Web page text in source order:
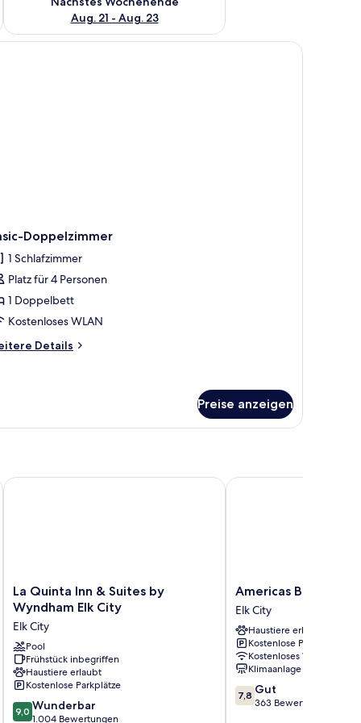
Aug. 21 - Aug. 23
zwei Nachttischen mit Lampen, einem Sessel und einem gemusterten
Doppelzimmer
1 Schlafzimmer
Platz für 4 Personen
1 Doppelbett
Kostenloses WLAN
Details
Preise anzeigen
La
Quinta
Inn
&
Suites
by
Wyndham
Elk
City
Elk
La Quinta Inn & Suites by
Wyndham Elk City
Elk City
Pool
Frühstück inbegriffen
Haustiere erlaubt
Kostenlose Parkplätze
9.0
von
9,0 Wunderbar
1.004 Bewertungen
La Quinta Inn & Suites by Wyndham Elk City
Americas
Best
Value
Inn
Elk
City
Elk
City
Americas Best Value
Elk City
Haustiere erlaubt
Kostenlose Parkplätze
Kostenloses WLAN
Klimaanlage
7.8
von
7,8 Gut
363 Bewertungen
Americas Best Value